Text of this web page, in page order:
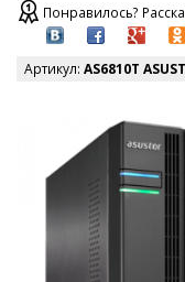
Понравилось?
Артикул: AS6810T